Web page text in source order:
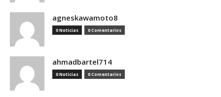
agneskawamoto8
0 Noticias 0 Comentarios
ahmadbartel714
0 Noticias 0 Comentarios